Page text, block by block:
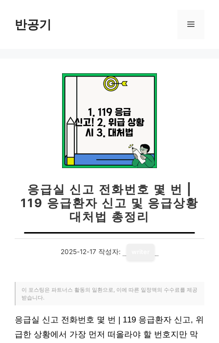
반공기 메
응급실 신고 전화번호 몇 번 |
119 응급환자 신고 및 응급상황
대처법 총정리
2025-12-17 작성자:
이 포스팅은 파트너스 활동의 일환으로, 이에 따른 일정액의 수수료를 제공
받습니다.
응급실 신고 전화번호 몇 번 | 119 응급환자 신고, 위
급한 상황에서 가장 먼저 떠올라야 할 번호지만 막